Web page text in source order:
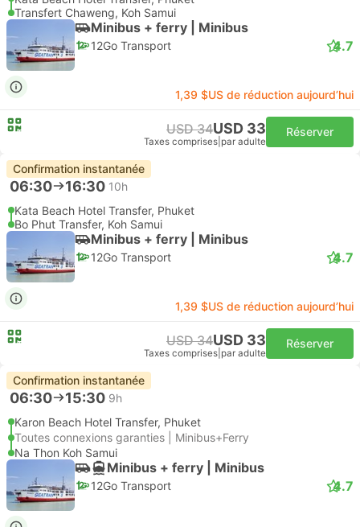
Transfert Chaweng, Koh Samui
Minibus + ferry | Minibus
12Go Transport 4.7
1,39 $US de réduction aujourd’hui
USD 34USD 33
Taxes comprises par adulte
Réserver
Confirmation instantanée
06:30 16:30 10h
Kata Beach Hotel Transfer, Phuket
Bo Phut Transfer, Koh Samui
Minibus + ferry | Minibus
12Go Transport 4.7
1,39 $US de réduction aujourd’hui
USD 34USD 33
Taxes comprises par adulte
Réserver
Confirmation instantanée
06:30 15:30 9h
Karon Beach Hotel Transfer, Phuket
Toutes connexions garanties | Minibus+Ferry
Na Thon Koh Samui
Minibus + ferry | Minibus
12Go Transport 4.7